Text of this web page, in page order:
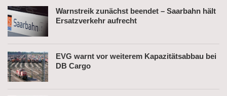
Warnstreik zunächst beendet – Saarbahn hält
Ersatzverkehr aufrecht
EVG warnt vor weiterem Kapazitätsabbau bei
DB Cargo